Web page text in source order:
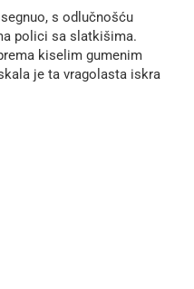
s odlučnošću
polici sa slatkišima.
kiselim gumenim
je ta vragolasta iskra